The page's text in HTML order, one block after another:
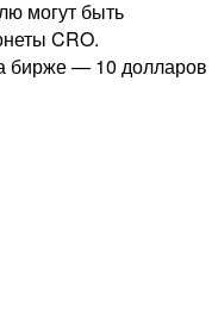
могут быть
CRO.
бирже — 10 долларов